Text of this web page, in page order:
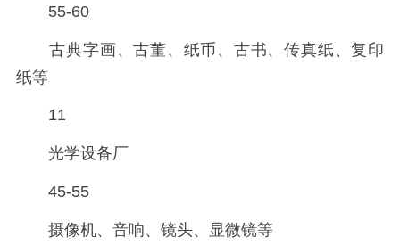
55-60
古典字画、古董、纸币、古书、传真纸、复印
纸等
11
光学设备厂
45-55
摄像机、音响、镜头、显微镜等